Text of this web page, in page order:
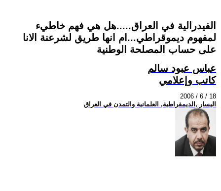
الفيدرالية في العراق.....هل هي فهم خاطيء
لمفهوم ديموقراطي...ام انها طريق لشرعنة الانا
على حساب المصلحة الوطنية
عباس عبود سالم
كاتب وإعلامي
2006 / 6 / 18
اليسار ,الديمقراطية, العلمانية والتمدن في العراق